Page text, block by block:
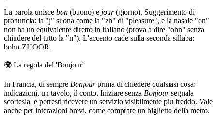
La parola unisce bon (buono) e jour(giorno). Suggerimento di
pronuncia: la "j" suona come la "zh" di "pleasure", e la nasale "on"
non ha un equivalente diretto in italiano (prova a dire "ohn" senza
chiudere del tutto la "n"). L'accento cade sulla seconda sillaba:
bohn-ZHOOR.
🌍 La regola del 'Bonjour'
In Francia, di sempre Bonjourprima di chiedere qualsiasi cosa:
indicazioni, un tavolo, il conto. Iniziare senza Bonjoursegnala
scortesia, e potresti ricevere un servizio visibilmente piu freddo. Vale
anche per interazioni brevi, come comprare un biglietto della metro.